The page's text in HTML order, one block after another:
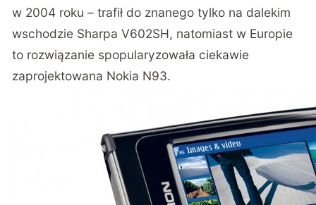
w 2004 roku – trafił do znanego tylko na dalekim
wschodzie Sharpa V602SH, natomiast w Europie
to rozwiązanie spopularyzowała ciekawie
zaprojektowana Nokia N93.